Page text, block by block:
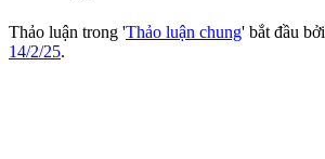
Thảo luận trong 'Thảo luận chung' bắt đầu bởi
14/2/25.